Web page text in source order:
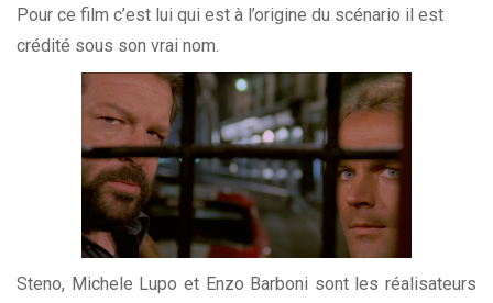
Pour ce film c’est lui qui est à l’origine du scénario il est
crédité sous son vrai nom.
Steno, Michele Lupo et Enzo Barboni sont les réalisateurs